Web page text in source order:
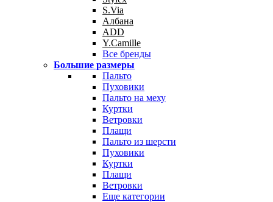
S.Via
Албана
ADD
Y.Camille
Все бренды
Большие размеры
Пальто
Пуховики
Пальто на меху
Куртки
Ветровки
Плащи
Пальто из шерсти
Пуховики
Куртки
Плащи
Ветровки
Еще категории